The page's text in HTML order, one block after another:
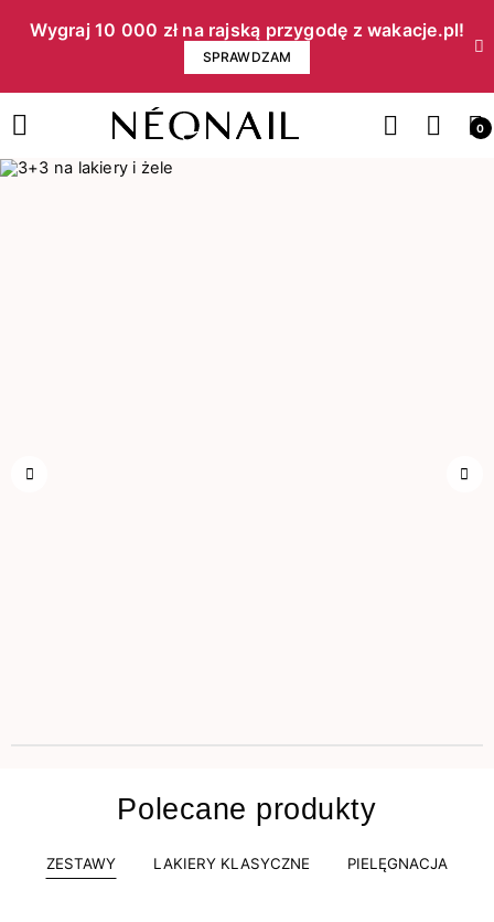
Wygraj 10 000 zł na rajską przygodę z wakacje.pl!​
SPRAWDZAM
0
Polecane produkty
ZESTAWY LAKIERY KLASYCZNE PIELĘGNACJA